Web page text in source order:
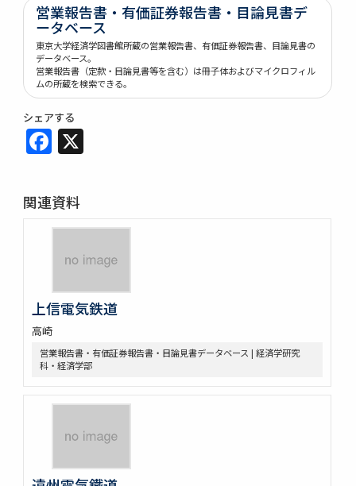
営業報告書・有価証券報告書・目論見書デ
ータベース
東京大学経済学図書館所蔵の営業報告書、有価証券報告書、目論見書の
データベース。
営業報告書（定款・目論見書等を含む）は冊子体およびマイクロフィル
ムの所蔵を検索できる。
シェアする
Facebook
関連資料
上信電気鉄道
高崎
営業報告書・有価証券報告書・目論見書データベース | 経済学研究
科・経済学部